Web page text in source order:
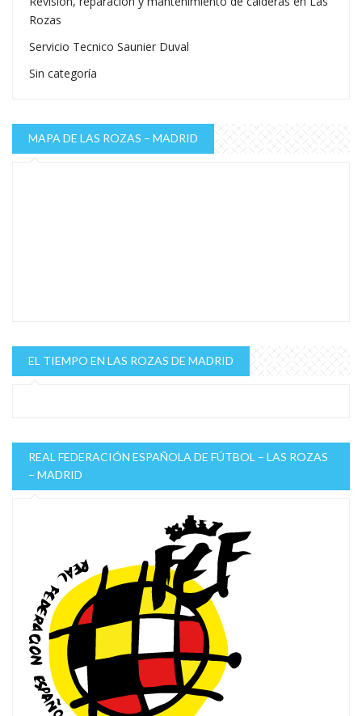
Rozas
Servicio Tecnico Saunier Duval
Sin categoría
MAPA DE LAS ROZAS – MADRID
EL TIEMPO EN LAS ROZAS DE MADRID
REAL FEDERACIÓN ESPAÑOLA DE FÚTBOL – LAS ROZAS
– MADRID